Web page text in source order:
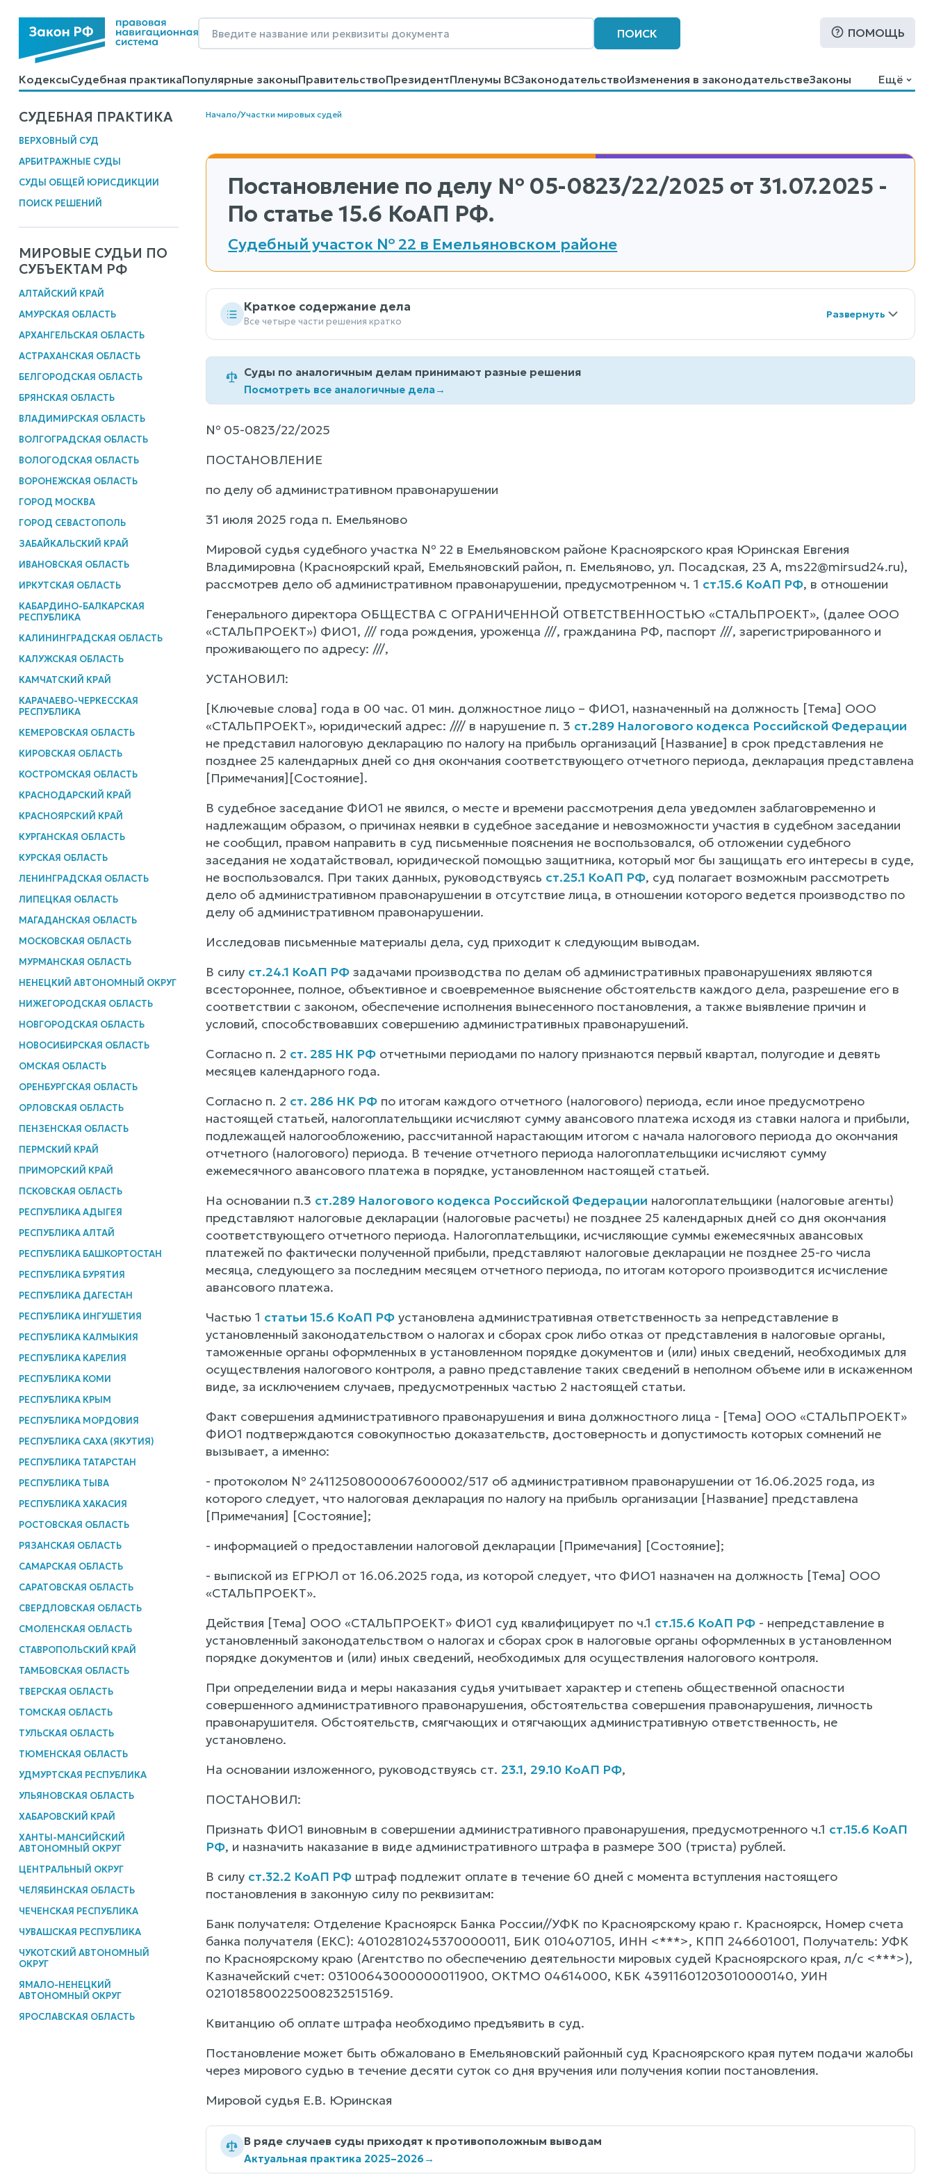
ПОИСК ПОМОЩЬ
КодексыСудебная практикаПопулярные законыПравительствоПрезидентПленумы ВСЗаконодательствоИзменения в законодательствеЗаконы
КалькуляторыСправочные материалыОбразцы договоровКонтактыПомощьПоиск
Ещё
СУДЕБНАЯ ПРАКТИКА
ВЕРХОВНЫЙ СУД
АРБИТРАЖНЫЕ СУДЫ
СУДЫ ОБЩЕЙ ЮРИСДИКЦИИ
ПОИСК РЕШЕНИЙ
МИРОВЫЕ СУДЬИ ПО
СУБЪЕКТАМ РФ
АЛТАЙСКИЙ КРАЙ
АМУРСКАЯ ОБЛАСТЬ
АРХАНГЕЛЬСКАЯ ОБЛАСТЬ
АСТРАХАНСКАЯ ОБЛАСТЬ
БЕЛГОРОДСКАЯ ОБЛАСТЬ
БРЯНСКАЯ ОБЛАСТЬ
ВЛАДИМИРСКАЯ ОБЛАСТЬ
ВОЛГОГРАДСКАЯ ОБЛАСТЬ
ВОЛОГОДСКАЯ ОБЛАСТЬ
ВОРОНЕЖСКАЯ ОБЛАСТЬ
ГОРОД МОСКВА
ГОРОД СЕВАСТОПОЛЬ
ЗАБАЙКАЛЬСКИЙ КРАЙ
ИВАНОВСКАЯ ОБЛАСТЬ
ИРКУТСКАЯ ОБЛАСТЬ
КАБАРДИНО-БАЛКАРСКАЯ
РЕСПУБЛИКА
КАЛИНИНГРАДСКАЯ ОБЛАСТЬ
КАЛУЖСКАЯ ОБЛАСТЬ
КАМЧАТСКИЙ КРАЙ
КАРАЧАЕВО-ЧЕРКЕССКАЯ
РЕСПУБЛИКА
КЕМЕРОВСКАЯ ОБЛАСТЬ
КИРОВСКАЯ ОБЛАСТЬ
КОСТРОМСКАЯ ОБЛАСТЬ
КРАСНОДАРСКИЙ КРАЙ
КРАСНОЯРСКИЙ КРАЙ
КУРГАНСКАЯ ОБЛАСТЬ
КУРСКАЯ ОБЛАСТЬ
ЛЕНИНГРАДСКАЯ ОБЛАСТЬ
ЛИПЕЦКАЯ ОБЛАСТЬ
МАГАДАНСКАЯ ОБЛАСТЬ
МОСКОВСКАЯ ОБЛАСТЬ
МУРМАНСКАЯ ОБЛАСТЬ
НЕНЕЦКИЙ АВТОНОМНЫЙ ОКРУГ
НИЖЕГОРОДСКАЯ ОБЛАСТЬ
НОВГОРОДСКАЯ ОБЛАСТЬ
НОВОСИБИРСКАЯ ОБЛАСТЬ
ОМСКАЯ ОБЛАСТЬ
ОРЕНБУРГСКАЯ ОБЛАСТЬ
ОРЛОВСКАЯ ОБЛАСТЬ
ПЕНЗЕНСКАЯ ОБЛАСТЬ
ПЕРМСКИЙ КРАЙ
ПРИМОРСКИЙ КРАЙ
ПСКОВСКАЯ ОБЛАСТЬ
РЕСПУБЛИКА АДЫГЕЯ
РЕСПУБЛИКА АЛТАЙ
РЕСПУБЛИКА БАШКОРТОСТАН
РЕСПУБЛИКА БУРЯТИЯ
РЕСПУБЛИКА ДАГЕСТАН
РЕСПУБЛИКА ИНГУШЕТИЯ
РЕСПУБЛИКА КАЛМЫКИЯ
РЕСПУБЛИКА КАРЕЛИЯ
РЕСПУБЛИКА КОМИ
РЕСПУБЛИКА КРЫМ
РЕСПУБЛИКА МОРДОВИЯ
РЕСПУБЛИКА САХА (ЯКУТИЯ)
РЕСПУБЛИКА ТАТАРСТАН
РЕСПУБЛИКА ТЫВА
РЕСПУБЛИКА ХАКАСИЯ
РОСТОВСКАЯ ОБЛАСТЬ
РЯЗАНСКАЯ ОБЛАСТЬ
САМАРСКАЯ ОБЛАСТЬ
САРАТОВСКАЯ ОБЛАСТЬ
СВЕРДЛОВСКАЯ ОБЛАСТЬ
СМОЛЕНСКАЯ ОБЛАСТЬ
СТАВРОПОЛЬСКИЙ КРАЙ
ТАМБОВСКАЯ ОБЛАСТЬ
ТВЕРСКАЯ ОБЛАСТЬ
ТОМСКАЯ ОБЛАСТЬ
ТУЛЬСКАЯ ОБЛАСТЬ
ТЮМЕНСКАЯ ОБЛАСТЬ
УДМУРТСКАЯ РЕСПУБЛИКА
УЛЬЯНОВСКАЯ ОБЛАСТЬ
ХАБАРОВСКИЙ КРАЙ
ХАНТЫ-МАНСИЙСКИЙ
АВТОНОМНЫЙ ОКРУГ
ЦЕНТРАЛЬНЫЙ ОКРУГ
ЧЕЛЯБИНСКАЯ ОБЛАСТЬ
ЧЕЧЕНСКАЯ РЕСПУБЛИКА
ЧУВАШСКАЯ РЕСПУБЛИКА
ЧУКОТСКИЙ АВТОНОМНЫЙ
ОКРУГ
ЯМАЛО-НЕНЕЦКИЙ
АВТОНОМНЫЙ ОКРУГ
ЯРОСЛАВСКАЯ ОБЛАСТЬ
Начало/Участки мировых судей
Постановление по делу № 05-0823/22/2025 от 31.07.2025 -
По статье 15.6 КоАП РФ.
Судебный участок № 22 в Емельяновском районе
Краткое содержание дела
Все четыре части решения кратко
Суды по аналогичным делам принимают разные решения
Посмотреть все аналогичные дела→
№ 05-0823/22/2025
ПОСТАНОВЛЕНИЕ
по делу об административном правонарушении
31 июля 2025 года п. Емельяново
Мировой судья судебного участка № 22 в Емельяновском районе Красноярского края Юринская Евгения
Владимировна (Красноярский край, Емельяновский район, п. Емельяново, ул. Посадская, 23 А, ms22@mirsud24.ru),
рассмотрев дело об административном правонарушении, предусмотренном ч. 1 ст.15.6 КоАП РФ, в отношении
Генерального директора ОБЩЕСТВА С ОГРАНИЧЕННОЙ ОТВЕТСТВЕННОСТЬЮ «СТАЛЬПРОЕКТ», (далее ООО
«СТАЛЬПРОЕКТ») ФИО1, /// года рождения, уроженца ///, гражданина РФ, паспорт ///, зарегистрированного и
проживающего по адресу: ///,
УСТАНОВИЛ:
[Ключевые слова] года в 00 час. 01 мин. должностное лицо – ФИО1, назначенный на должность [Тема] ООО
«СТАЛЬПРОЕКТ», юридический адрес: //// в нарушение п. 3 ст.289 Налогового кодекса Российской Федерации
не представил налоговую декларацию по налогу на прибыль организаций [Название] в срок представления не
позднее 25 календарных дней со дня окончания соответствующего отчетного периода, декларация представлена
[Примечания][Состояние].
В судебное заседание ФИО1 не явился, о месте и времени рассмотрения дела уведомлен заблаговременно и
надлежащим образом, о причинах неявки в судебное заседание и невозможности участия в судебном заседании
не сообщил, правом направить в суд письменные пояснения не воспользовался, об отложении судебного
заседания не ходатайствовал, юридической помощью защитника, который мог бы защищать его интересы в суде,
не воспользовался. При таких данных, руководствуясь ст.25.1 КоАП РФ, суд полагает возможным рассмотреть
дело об административном правонарушении в отсутствие лица, в отношении которого ведется производство по
делу об административном правонарушении.
Исследовав письменные материалы дела, суд приходит к следующим выводам.
В силу ст.24.1 КоАП РФзадачами производства по делам об административных правонарушениях являются
всестороннее, полное, объективное и своевременное выяснение обстоятельств каждого дела, разрешение его в
соответствии с законом, обеспечение исполнения вынесенного постановления, а также выявление причин и
условий, способствовавших совершению административных правонарушений.
Согласно п. 2 ст. 285 НК РФотчетными периодами по налогу признаются первый квартал, полугодие и девять
месяцев календарного года.
Согласно п. 2 ст. 286 НК РФпо итогам каждого отчетного (налогового) периода, если иное предусмотрено
настоящей статьей, налогоплательщики исчисляют сумму авансового платежа исходя из ставки налога и прибыли,
подлежащей налогообложению, рассчитанной нарастающим итогом с начала налогового периода до окончания
отчетного (налогового) периода. В течение отчетного периода налогоплательщики исчисляют сумму
ежемесячного авансового платежа в порядке, установленном настоящей статьей.
На основании п.3 ст.289 Налогового кодекса Российской Федерации налогоплательщики (налоговые агенты)
представляют налоговые декларации (налоговые расчеты) не позднее 25 календарных дней со дня окончания
соответствующего отчетного периода. Налогоплательщики, исчисляющие суммы ежемесячных авансовых
платежей по фактически полученной прибыли, представляют налоговые декларации не позднее 25-го числа
месяца, следующего за последним месяцем отчетного периода, по итогам которого производится исчисление
авансового платежа.
Частью 1 статьи 15.6 КоАП РФустановлена административная ответственность за непредставление в
установленный законодательством о налогах и сборах срок либо отказ от представления в налоговые органы,
таможенные органы оформленных в установленном порядке документов и (или) иных сведений, необходимых для
осуществления налогового контроля, а равно представление таких сведений в неполном объеме или в искаженном
виде, за исключением случаев, предусмотренных частью 2 настоящей статьи.
Факт совершения административного правонарушения и вина должностного лица - [Тема] ООО «СТАЛЬПРОЕКТ»
ФИО1 подтверждаются совокупностью доказательств, достоверность и допустимость которых сомнений не
вызывает, а именно:
- протоколом № 24112508000067600002/517 об административном правонарушении от 16.06.2025 года, из
которого следует, что налоговая декларация по налогу на прибыль организации [Название] представлена
[Примечания] [Состояние];
- информацией о предоставлении налоговой декларации [Примечания] [Состояние];
- выпиской из ЕГРЮЛ от 16.06.2025 года, из которой следует, что ФИО1 назначен на должность [Тема] ООО
«СТАЛЬПРОЕКТ».
Действия [Тема] ООО «СТАЛЬПРОЕКТ» ФИО1 суд квалифицирует по ч.1 ст.15.6 КоАП РФ- непредставление в
установленный законодательством о налогах и сборах срок в налоговые органы оформленных в установленном
порядке документов и (или) иных сведений, необходимых для осуществления налогового контроля.
При определении вида и меры наказания судья учитывает характер и степень общественной опасности
совершенного административного правонарушения, обстоятельства совершения правонарушения, личность
правонарушителя. Обстоятельств, смягчающих и отягчающих административную ответственность, не
установлено.
На основании изложенного, руководствуясь ст. 23.1, 29.10 КоАП РФ,
ПОСТАНОВИЛ:
Признать ФИО1 виновным в совершении административного правонарушения, предусмотренного ч.1 ст.15.6 КоАП
РФ, и назначить наказание в виде административного штрафа в размере 300 (триста) рублей.
В силу ст.32.2 КоАП РФштраф подлежит оплате в течение 60 дней с момента вступления настоящего
постановления в законную силу по реквизитам:
Банк получателя: Отделение Красноярск Банка России//УФК по Красноярскому краю г. Красноярск, Номер счета
банка получателя (ЕКС): 40102810245370000011, БИК 010407105, ИНН <***>, КПП 246601001, Получатель: УФК
по Красноярскому краю (Агентство по обеспечению деятельности мировых судей Красноярского края, л/с <***>),
Казначейский счет: 03100643000000011900, ОКТМО 04614000, КБК 43911601203010000140, УИН
0210185800225008232515169.
Квитанцию об оплате штрафа необходимо предъявить в суд.
Постановление может быть обжаловано в Емельяновский районный суд Красноярского края путем подачи жалобы
через мирового судью в течение десяти суток со дня вручения или получения копии постановления.
Мировой судья Е.В. Юринская
В ряде случаев суды приходят к противоположным выводам
Актуальная практика 2025–2026→